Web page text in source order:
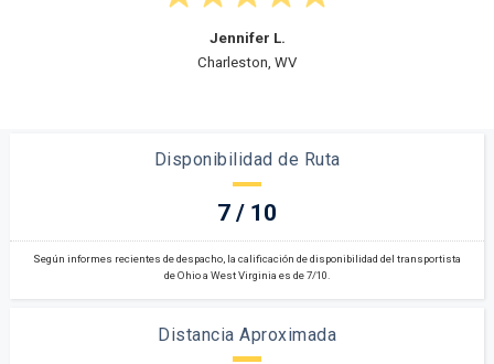
Steven D.
Disponibilidad de Ruta
7 / 10
Según informes recientes de despacho, la calificación de disponibilidad del transportista
de Ohio a West Virginia es de 7/10.
Distancia Aproximada